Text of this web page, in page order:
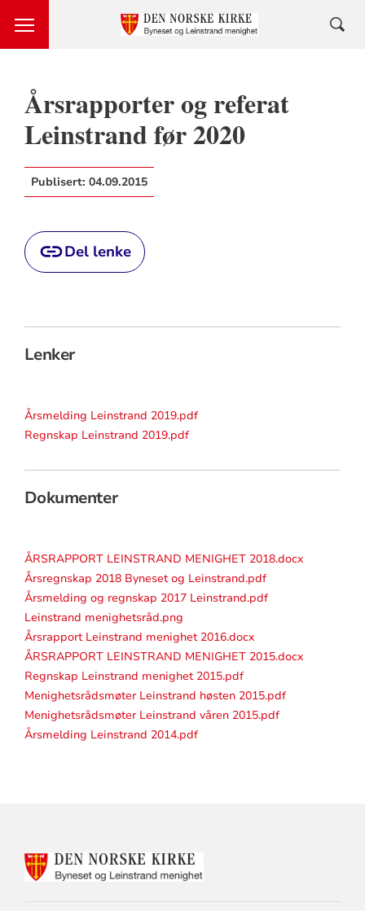
Årsrapporter og referat
Leinstrand før 2020
Publisert: 04.09.2015
Del lenke
Lenker
Årsmelding Leinstrand 2019.pdf
Regnskap Leinstrand 2019.pdf
Dokumenter
ÅRSRAPPORT LEINSTRAND MENIGHET 2018.docx
Årsregnskap 2018 Byneset og Leinstrand.pdf
Årsmelding og regnskap 2017 Leinstrand.pdf
Leinstrand menighetsråd.png
Årsrapport Leinstrand menighet 2016.docx
ÅRSRAPPORT LEINSTRAND MENIGHET 2015.docx
Regnskap Leinstrand menighet 2015.pdf
Menighetsrådsmøter Leinstrand høsten 2015.pdf
Menighetsrådsmøter Leinstrand våren 2015.pdf
Årsmelding Leinstrand 2014.pdf
FOR